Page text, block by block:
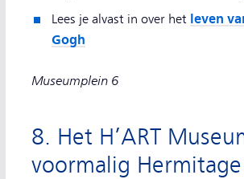
Lees je alvast in over het leven
Gogh
Museumplein 6
8. Het H’ART
voormalig Hermitage